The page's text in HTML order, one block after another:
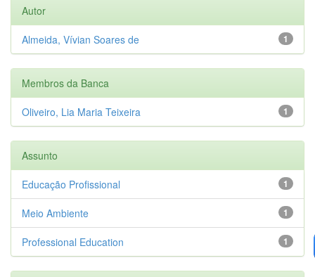
Autor
1
Almeida, Vívian Soares de
Membros da Banca
1
Oliveiro, Lia Maria Teixeira
Assunto
1
Educação Profissional
1
Meio Ambiente
1
Professional Education